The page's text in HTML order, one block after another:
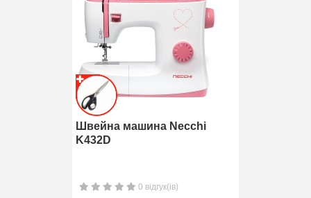
Швейна машина Necchi
K432D
0 відгук(ів)